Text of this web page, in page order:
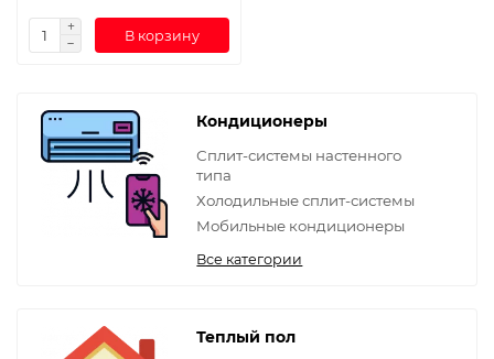
В корзину
Кондиционеры
Сплит-системы настенного
типа
Холодильные сплит-системы
Мобильные кондиционеры
Все категории
Теплый пол